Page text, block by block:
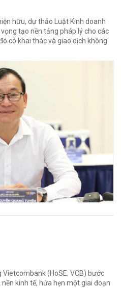
hữu, dự thảo Luật Kinh doanh
tạo nền tảng pháp lý cho các
có khai thác và giao dịch không
(HoSE: VCB) bước
kinh tế, hứa hẹn một giai đoạn